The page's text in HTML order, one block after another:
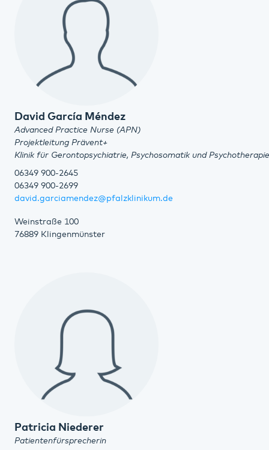
David García Méndez
Advanced Practice Nurse (APN)
Projektleitung Prävent+
Klinik für Gerontopsychiatrie, Psychosomatik und Psychotherapie
06349 900-2645
06349 900-2699
david.garciamendez@pfalzklinikum.de
Weinstraße 100
76889 Klingenmünster
Patricia Niederer
Patientenfürsprecherin